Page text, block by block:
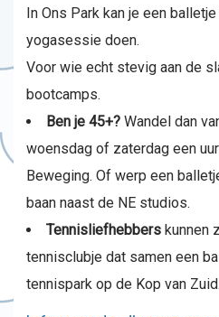
In Ons Park kan je een
yogasessie doen.
Voor wie echt stevig aan de
bootcamps.
Ben je 45+? Wandel dan
woensdag of zaterdag een
Beweging. Of werp een
baan naast de NE studios.
Tennisliefhebbers kunnen
tennisclubje dat samen een
tennispark op de Kop van Zuid.